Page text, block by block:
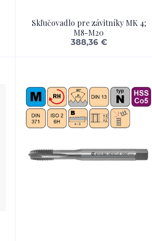
Skľučovadlo pre závitníky MK 4;
M8-M20
388,36 €